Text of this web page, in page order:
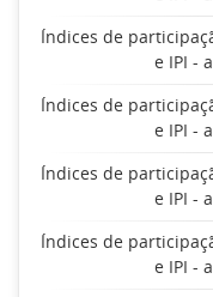
Índices de
e IPI -
Índices de
e IPI -
Índices de
e IPI -
Índices de
e IPI -